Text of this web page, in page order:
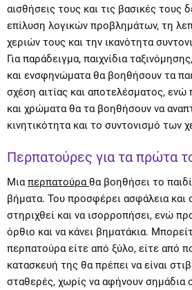
αισθήσεις τους και τις βασικές τους
επίλυση λογικών προβλημάτων, τη
χεριών τους και την ικανότητα
Για παράδειγμα, παιχνίδια
και ενσφηνώματα θα βοηθήσουν τα
σχέση αιτίας και αποτελέσματος, ενώ
και χρώματα θα τα βοηθήσουν να
κινητικότητα και το συντονισμό των
Περπατούρες για τα πρώτα
Μιαπερπατούραθα βοηθήσει το
βήματα. Του προσφέρει ασφάλεια και
στηριχθεί και να ισορροπήσει, ενώ
όρθιο και να κάνει βηματάκια.
περπατούρα είτε από ξύλο, είτε από
κατασκευή της θα πρέπει να είναι
σταθερές, χωρίς να αφήνουν